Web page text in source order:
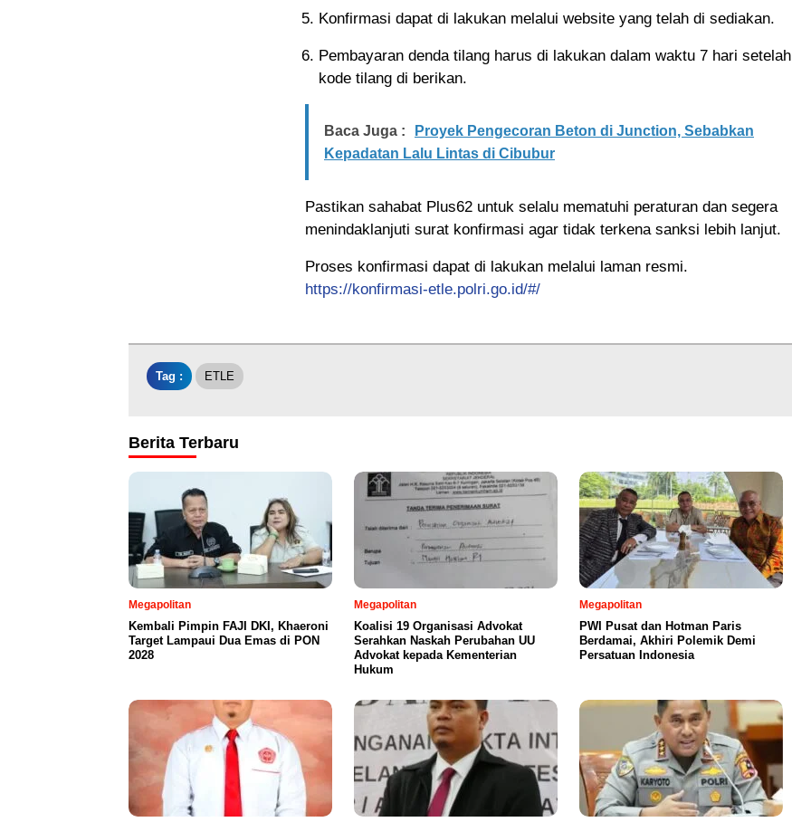
Konfirmasi dapat di lakukan melalui website yang telah di sediakan.
Pembayaran denda tilang harus di lakukan dalam waktu 7 hari setelah
kode tilang di berikan.
Baca Juga :
Proyek Pengecoran Beton di Junction, Sebabkan
Kepadatan Lalu Lintas di Cibubur
Pastikan sahabat Plus62 untuk selalu mematuhi peraturan dan segera
menindaklanjuti surat konfirmasi agar tidak terkena sanksi lebih lanjut.
Proses konfirmasi dapat di lakukan melalui laman resmi.
https://konfirmasi-etle.polri.go.id/#/
Tag : ETLE
Berita Terbaru
Megapolitan
Kembali Pimpin FAJI DKI, Khaeroni
Target Lampaui Dua Emas di PON
2028
Megapolitan
Koalisi 19 Organisasi Advokat
Serahkan Naskah Perubahan UU
Advokat kepada Kementerian
Hukum
Megapolitan
PWI Pusat dan Hotman Paris
Berdamai, Akhiri Polemik Demi
Persatuan Indonesia